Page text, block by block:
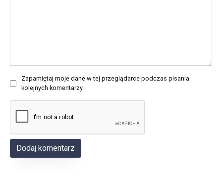
Zapamiętaj moje dane w tej przeglądarce podczas pisania
kolejnych komentarzy.